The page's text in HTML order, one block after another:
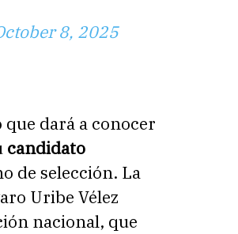
8, 2025
dará a conocer
candidato
de selección. La
Uribe Vélez
nacional, que